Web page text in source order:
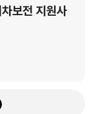
보전 지원사